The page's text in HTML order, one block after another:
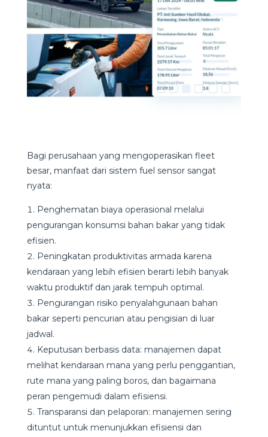
Bagi perusahaan yang mengoperasikan fleet
besar, manfaat dari sistem fuel sensor sangat
nyata:
Penghematan biaya operasional melalui
pengurangan konsumsi bahan bakar yang tidak
efisien.
Peningkatan produktivitas armada karena
kendaraan yang lebih efisien berarti lebih banyak
waktu produktif dan jarak tempuh optimal.
Pengurangan risiko penyalahgunaan bahan
bakar seperti pencurian atau pengisian di luar
jadwal.
Keputusan berbasis data: manajemen dapat
melihat kendaraan mana yang perlu penggantian,
rute mana yang paling boros, dan bagaimana
peran pengemudi dalam efisiensi.
Transparansi dan pelaporan: manajemen sering
dituntut untuk menunjukkan efisiensi dan